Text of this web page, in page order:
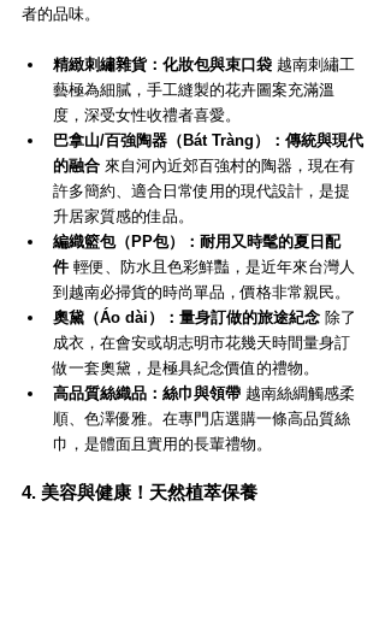
者的品味。
精緻刺繡雜貨：化妝包與束口袋 越南刺繡工
藝極為細膩，手工縫製的花卉圖案充滿溫
度，深受女性收禮者喜愛。
巴拿山/百強陶器（Bát Tràng）：傳統與現代
的融合 來自河內近郊百強村的陶器，現在有
許多簡約、適合日常使用的現代設計，是提
升居家質感的佳品。
編織籃包（PP包）：耐用又時髦的夏日配
件 輕便、防水且色彩鮮豔，是近年來台灣人
到越南必掃貨的時尚單品，價格非常親民。
奧黛（Áo dài）：量身訂做的旅途紀念 除了
成衣，在會安或胡志明市花幾天時間量身訂
做一套奧黛，是極具紀念價值的禮物。
高品質絲織品：絲巾與領帶 越南絲綢觸感柔
順、色澤優雅。在專門店選購一條高品質絲
巾，是體面且實用的長輩禮物。
4. 美容與健康！天然植萃保養